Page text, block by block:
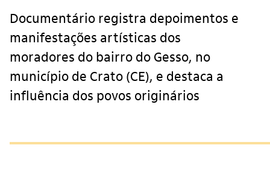
Documentário registra depoimentos e
manifestações artísticas dos
moradores do bairro do Gesso, no
município de Crato (CE), e destaca a
influência dos povos originários